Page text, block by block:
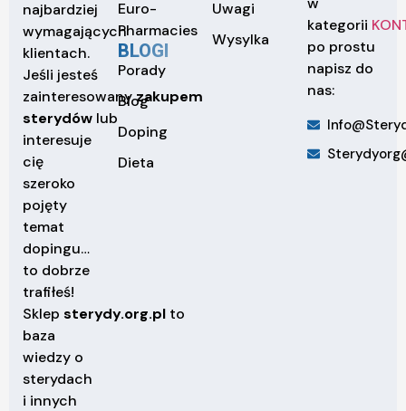
najbardziej
wymagających
klientach.
Jeśli jesteś
zainteresowanyzakupem
sterydów lub
interesuje
cię
szeroko
pojęty
temat
dopingu…
to dobrze
trafiłeś!
Sklep sterydy.org.pl to
baza
wiedzy o
sterydach
i innych
Euro-
Pharmacies
BLOGI
Porady
Blog
Doping
Dieta
Uwagi
Wysylka
kategorii
po prostu
napisz do
nas: